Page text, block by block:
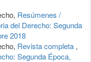
Resúmenes /
del Derecho: Segunda
2018
Revista completa ,
Segunda Época,